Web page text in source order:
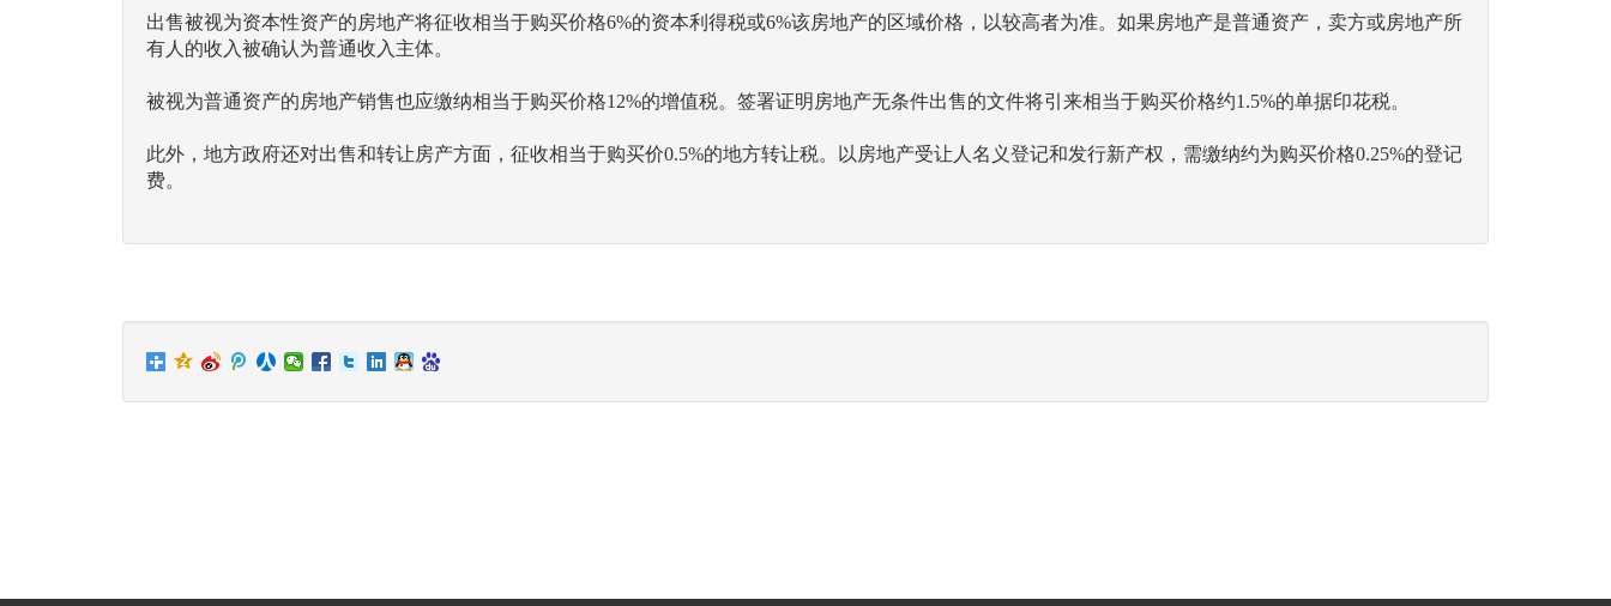
出售被视为资本性资产的房地产将征收相当于购买价格6%的资本利得税或6%该房地产的区域价格，以较高者为准。如果房地产是普通资产，卖方或房地产所
有人的收入被确认为普通收入主体。
被视为普通资产的房地产销售也应缴纳相当于购买价格12%的增值税。签署证明房地产无条件出售的文件将引来相当于购买价格约1.5%的单据印花税。
此外，地方政府还对出售和转让房产方面，征收相当于购买价0.5%的地方转让税。以房地产受让人名义登记和发行新产权，需缴纳约为购买价格0.25%的登记
费。